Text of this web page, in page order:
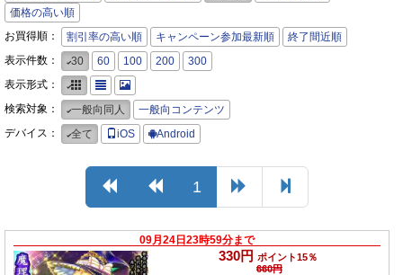
価格の高い順
お買得順：
割引率の高い順 キャンペーン参加最新順
終了間近順
表示件数：
30 60 100 200
300
表示形式：
検索対象：
一般向同人
一般向コンテンツ
デバイス：
全て iOS Android
1
09月24日23時59分まで
330円 ポイント15％
660円